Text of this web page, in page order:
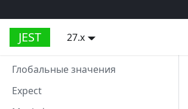
JEST 27.x
Глобальные значения
Expect